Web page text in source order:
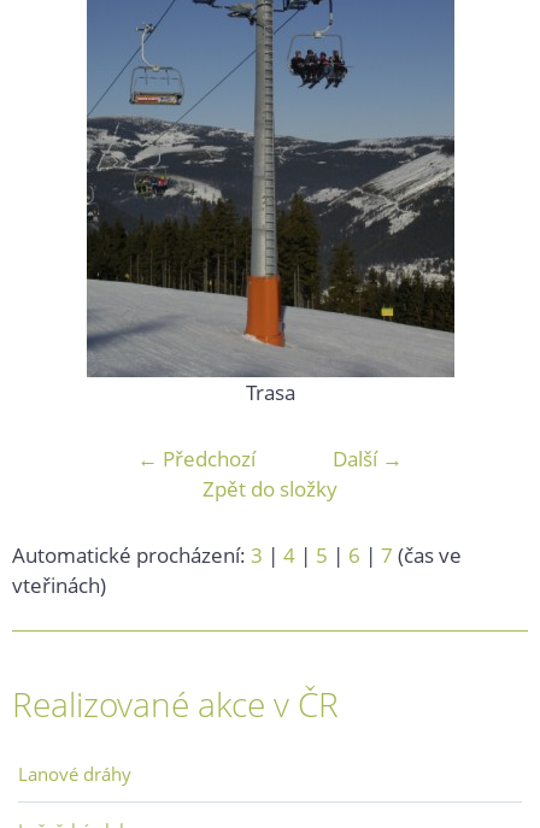
Trasa
← Předchozí
Další →
Zpět do složky
Automatické procházení: 3 | 4 | 5 | 6 | 7 (čas ve
vteřinách)
Realizované akce v ČR
Lanové dráhy